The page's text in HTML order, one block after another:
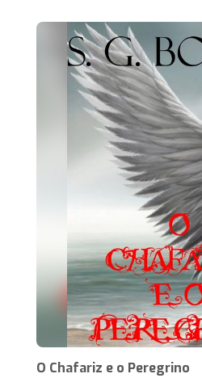
O Chafariz e o Peregrino